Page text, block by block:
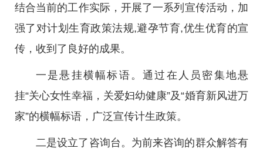
结合当前的工作实际，开展了一系列宣传活动，加
强了对计划生育政策法规,避孕节育,优生优育的宣
传，收到了良好的成果。
一是悬挂横幅标语。通过在人员密集地悬
挂“关心女性幸福，关爱妇幼健康”及“婚育新风进万
家”的横幅标语，广泛宣传计生政策。
二是设立了咨询台。为前来咨询的群众解答有